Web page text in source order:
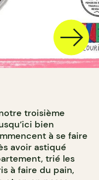
troisième
bien
à se faire
avoir astiqué
trié les
à faire du pain,